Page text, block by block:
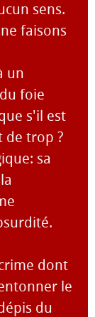
sens.
faisons
un
foie
s'il est
de trop ?
sa
dont
le
du